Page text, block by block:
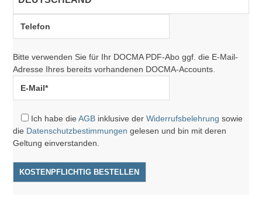
Bitte verwenden Sie für Ihr DOCMA PDF-Abo ggf. die E-Mail-
Adresse Ihres bereits vorhandenen DOCMA-Accounts.
Ich habe dieAGB inklusive derWiderrufsbelehrung sowie
die Datenschutzbestimmungen gelesen und bin mit deren
Geltung einverstanden.